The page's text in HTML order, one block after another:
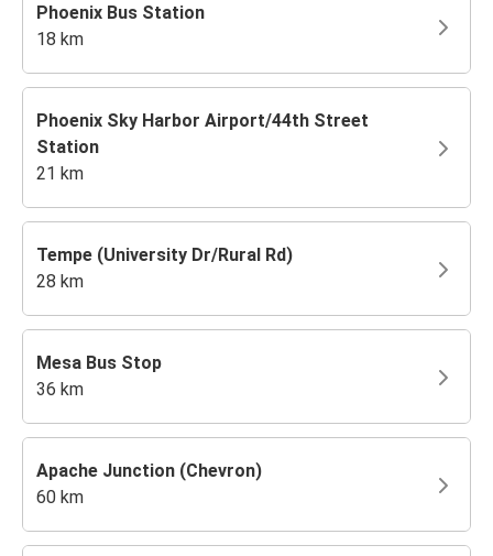
Phoenix Bus Station
18 km
Phoenix Sky Harbor Airport/44th Street
Station
21 km
Tempe (University Dr/Rural Rd)
28 km
Mesa Bus Stop
36 km
Apache Junction (Chevron)
60 km